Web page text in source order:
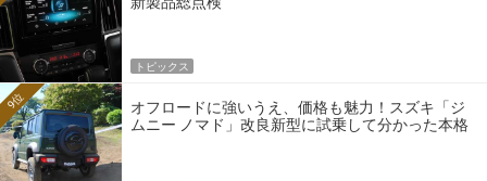
トピックス
オフロードに強いうえ、価格も魅力！スズキ「ジ
ムニー ノマド」改良新型に試乗して分かった本格
9位